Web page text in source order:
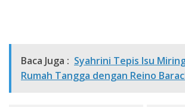
Baca Juga : Syahrini Tepis Isu
Rumah Tangga dengan Reino